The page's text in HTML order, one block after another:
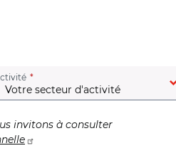
(champ obligatoire)
invitons à consulter